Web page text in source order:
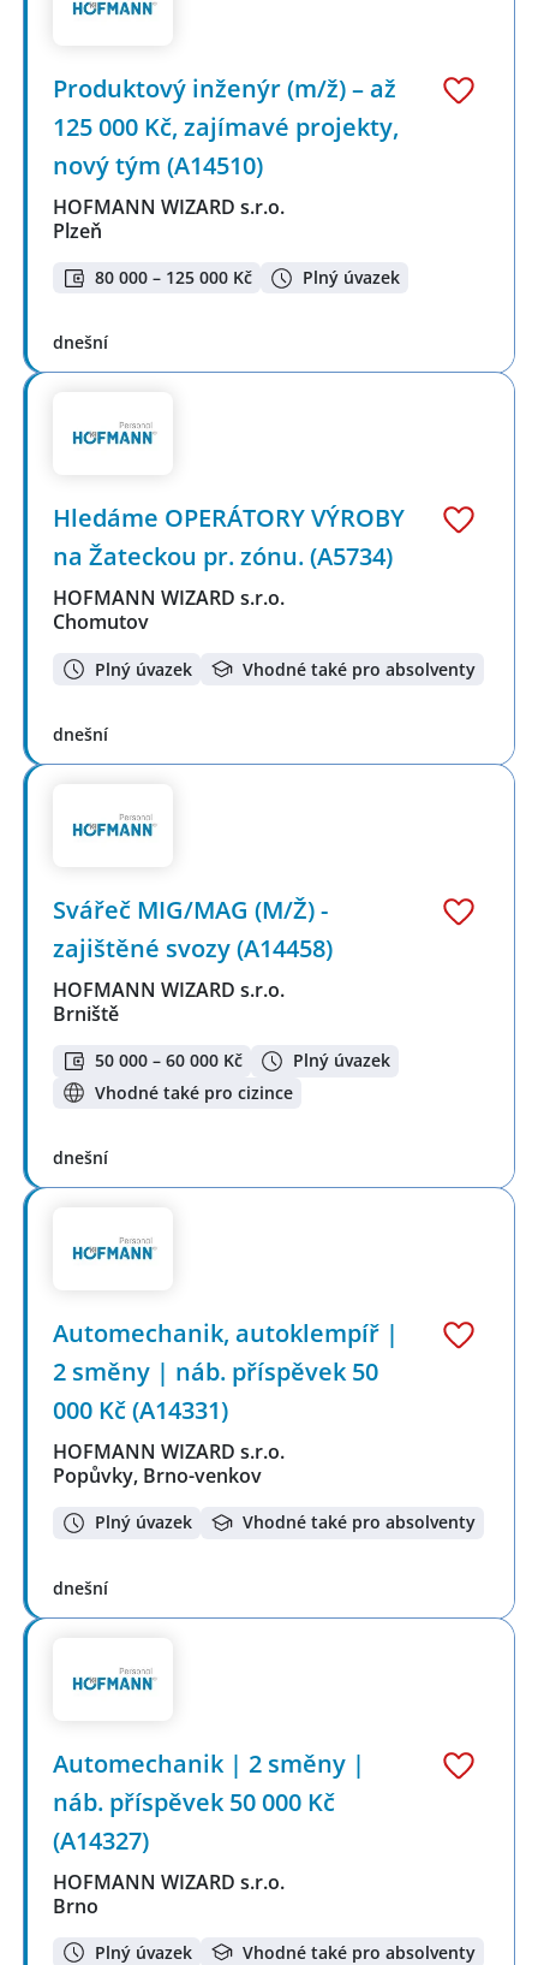
Produktový inženýr (m/ž) – až
125 000 Kč, zajímavé projekty,
nový tým (A14510)
HOFMANN WIZARD s.r.o.
Plzeň
80 000 – 125 000 Kč Plný úvazek
dnešní
Hledáme OPERÁTORY VÝROBY
na Žateckou pr. zónu. (A5734)
HOFMANN WIZARD s.r.o.
Chomutov
Plný úvazek Vhodné také pro absolventy
dnešní
Svářeč MIG/MAG (M/Ž) -
zajištěné svozy (A14458)
HOFMANN WIZARD s.r.o.
Brniště
50 000 – 60 000 Kč
Plný úvazek
Vhodné také pro cizince
dnešní
Automechanik, autoklempíř |
2 směny | náb. příspěvek 50
000 Kč (A14331)
HOFMANN WIZARD s.r.o.
Popůvky, Brno-venkov
Plný úvazek Vhodné také pro absolventy
dnešní
Automechanik | 2 směny |
náb. příspěvek 50 000 Kč
(A14327)
HOFMANN WIZARD s.r.o.
Brno
Plný úvazek Vhodné také pro absolventy